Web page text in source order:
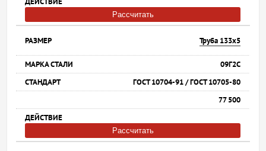
Рассчитать
Труба 133х5
09Г2С
ГОСТ 10704-91 / ГОСТ 10705-80
77 500
Рассчитать